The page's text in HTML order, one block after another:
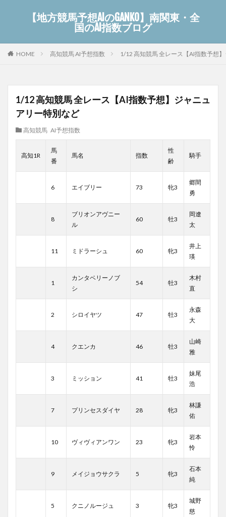
【地方競馬予想AIのGANKO】南関東・全
国のAI指数ブログ
HOME 高知競馬 AI予想指数 1/12 高知競馬 全レース【AI指数予想
1/12 高知競馬 全レース【AI指数予想】ジャニュ
アリー特別など
高知競馬 AI予想指数
高知1R
馬
番
馬名 指数
性
齢
騎手
6 エイブリー 73 牝3
郷間
勇
8
ブリオンアヴニー
ル
60 牡3
岡遼
太
11 ミドラーシュ 60 牝3
井上
瑛
1
カンタベリーノブ
シ
54 牡3
木村
直
2 シロイヤツ 47 牡3
永森
大
4 クエンカ 46 牡3
山崎
雅
3 ミッション 41 牡3
妹尾
浩
7 プリンセスダイヤ 28 牝3
林謙
佑
10 ヴィヴィアンワン 23 牝3
岩本
怜
9 メイジョウサクラ 5 牝3
石本
純
5 クニノルージュ 3 牝3
城野
慈